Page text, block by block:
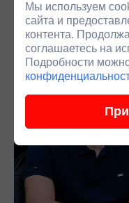
Мы используем
сайта и
контента.
соглашаетесь на
Подробности